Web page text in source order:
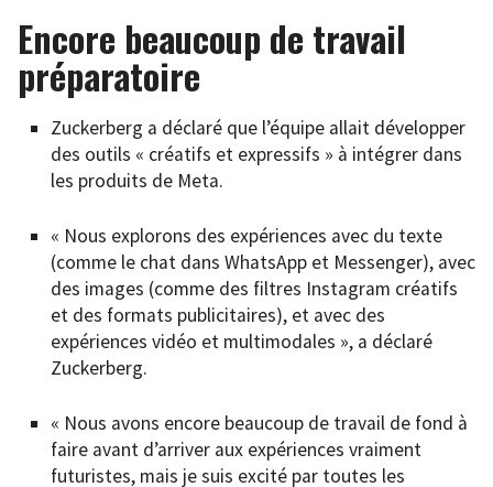
Encore beaucoup de travail
préparatoire
Zuckerberg a déclaré que l’équipe allait développer
des outils « créatifs et expressifs » à intégrer dans
les produits de Meta.
« Nous explorons des expériences avec du texte
(comme le chat dans WhatsApp et Messenger), avec
des images (comme des filtres Instagram créatifs
et des formats publicitaires), et avec des
expériences vidéo et multimodales », a déclaré
Zuckerberg.
« Nous avons encore beaucoup de travail de fond à
faire avant d’arriver aux expériences vraiment
futuristes, mais je suis excité par toutes les